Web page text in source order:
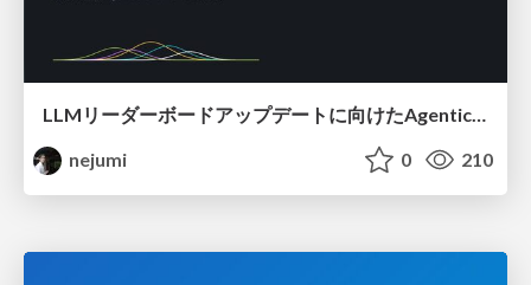
LLMリーダーボードアップデートに向けたAgentic Math_SWEのトレースについて
nejumi
0 210